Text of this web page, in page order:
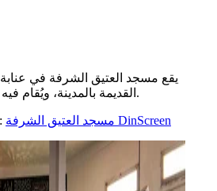
يقع مسجد العتيق الشرفة في
القديمة بالمدينة، ويُقام فيه الصلوات الخمس والجمعة.
مسجد العتيق الشرفة DinScreen